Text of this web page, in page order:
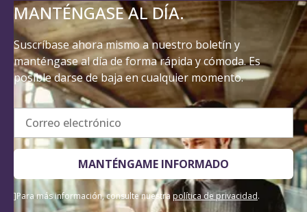
MANTÉNGASE AL DÍA.
Suscríbase ahora mismo a nuestro boletín y
manténgase al día de forma rápida y cómoda. Es
posible darse de baja en cualquier momento.
Correo electrónico
MANTÉNGAME INFORMADO
]Para más información, consulte nuestra política de privacidad.